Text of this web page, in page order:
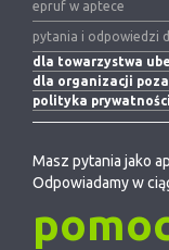
epruf w aptece
pytania i odpowiedzi
dla towarzystwa
dla organizacji
polityka prywatności
Masz pytania jako
Odpowiadamy w